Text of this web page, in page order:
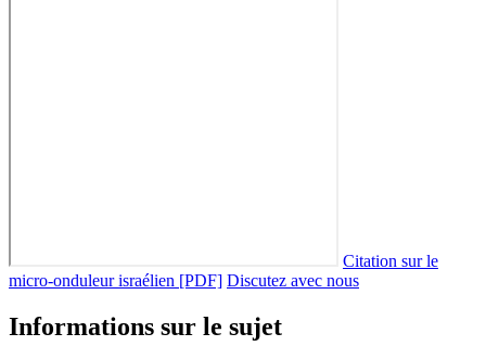
Citation sur le
micro-onduleur israélien [PDF] Discutez avec nous
Informations sur le sujet